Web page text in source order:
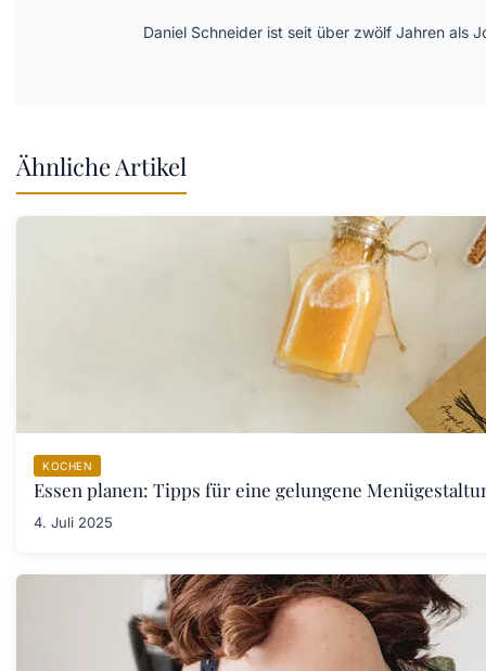
Daniel Schneider ist seit über zwölf Jahren als
Ähnliche Artikel
KOCHEN
Essen planen: Tipps für eine gelungene
4. Juli 2025